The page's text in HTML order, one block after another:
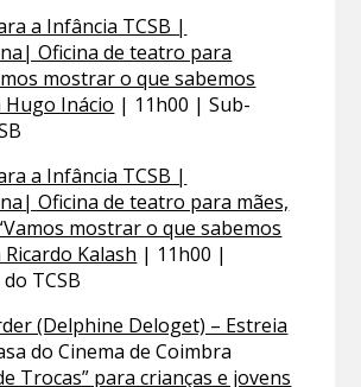
a Infância TCSB |
Oficina de teatro para
mostrar o que sabemos
Hugo Inácio | 11h00 | Sub-
a Infância TCSB |
Oficina de teatro para mães,
mostrar o que sabemos
Ricardo Kalash | 11h00 |
TCSB
(Delphine Deloget) – Estreia
do Cinema de Coimbra
Trocas” para crianças e jovens